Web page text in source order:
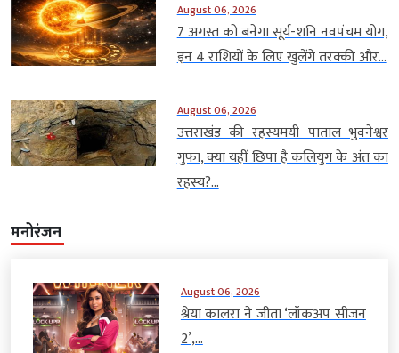
August 06, 2026
7 अगस्त को बनेगा सूर्य-शनि नवपंचम योग,
इन 4 राशियों के लिए खुलेंगे तरक्की और...
August 06, 2026
उत्तराखंड की रहस्यमयी पाताल भुवनेश्वर
गुफा, क्या यहीं छिपा है कलियुग के अंत का
रहस्य?...
मनोरंजन
August 06, 2026
श्रेया कालरा ने जीता ‘लॉकअप सीजन
2’,...